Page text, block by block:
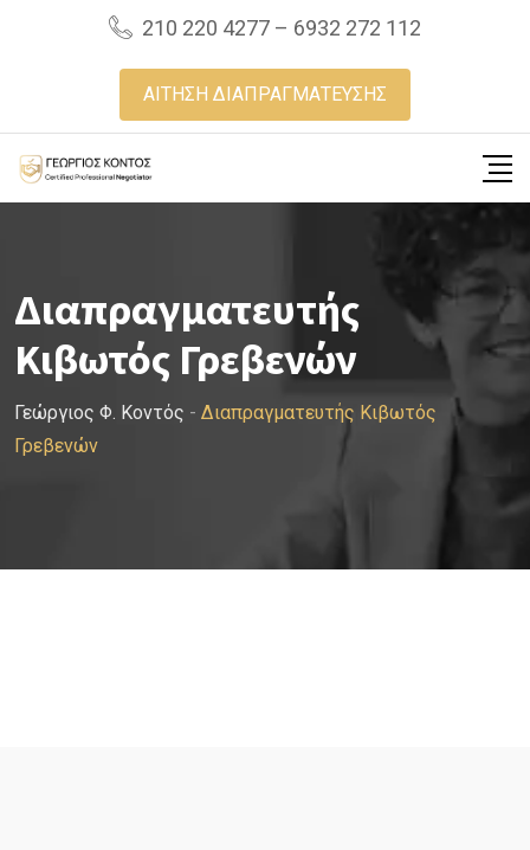
210 220 4277 – 6932 272 112
ΑΙΤΗΣΗ ΔΙΑΠΡΑΓΜΑΤΕΥΣΗΣ
Διαπραγματευτής
Κιβωτός Γρεβενών
Γεώργιος Φ. Κοντός - Διαπραγματευτής Κιβωτός
Γρεβενών